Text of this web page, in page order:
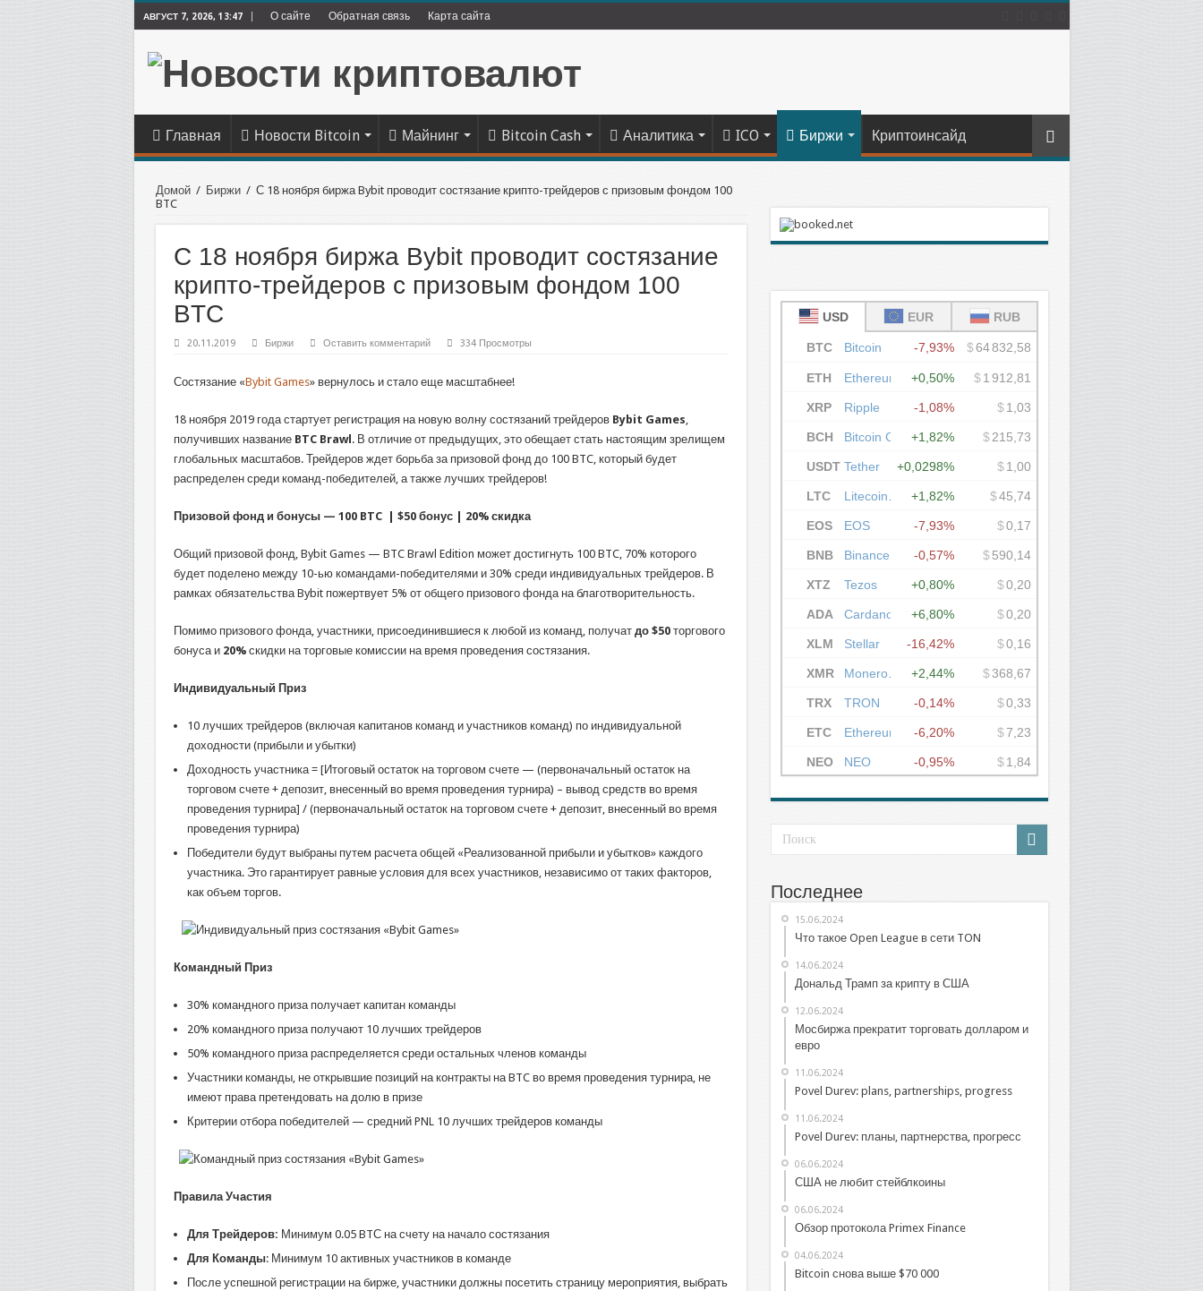
АВГУСТ 7, 2026, 13:47 О сайте Обратная связь Карта сайта
Главная Новости Bitcoin Майнинг Bitcoin Cash Аналитика ICO Биржи Криптоинсайд
Домой / Биржи / С 18 ноября биржа Bybit проводит состязание крипто-трейдеров с призовым фондом 100
BTC
С 18 ноября биржа Bybit проводит состязание
крипто-трейдеров с призовым фондом 100
BTC
20.11.2019 Биржи Оставить комментарий 334 Просмотры
Состязание «Bybit Games» вернулось и стало еще масштабнее!
18 ноября 2019 года стартует регистрация на новую волну состязаний трейдеров Bybit Games,
получивших название BTC Brawl . В отличие от предыдущих, это обещает стать настоящим зрелищем
глобальных масштабов. Трейдеров ждет борьба за призовой фонд до 100 BTC, который будет
распределен среди команд-победителей, а также лучших трейдеров!
Призовой фонд и бонусы — 100 BTC | $50 бонус | 20% скидка
Общий призовой фонд, Bybit Games — BTC Brawl Edition может достигнуть 100 BTC, 70% которого
будет поделено между 10-ью командами-победителями и 30% среди индивидуальных трейдеров. В
рамках обязательства Bybit пожертвует 5% от общего призового фонда на благотворительность.
Помимо призового фонда, участники, присоединившиеся к любой из команд, получат до $50 торгового
бонуса и 20% скидки на торговые комиссии на время проведения состязания.
Индивидуальный Приз
10 лучших трейдеров (включая капитанов команд и участников команд) по индивидуальной
доходности (прибыли и убытки)
Доходность участника = [Итоговый остаток на торговом счете — (первоначальный остаток на
торговом счете + депозит, внесенный во время проведения турнира) – вывод средств во время
проведения турнира] / (первоначальный остаток на торговом счете + депозит, внесенный во время
проведения турнира)
Победители будут выбраны путем расчета общей «Реализованной прибыли и убытков» каждого
участника. Это гарантирует равные условия для всех участников, независимо от таких факторов,
как объем торгов.
Командный Приз
30% командного приза получает капитан команды
20% командного приза получают 10 лучших трейдеров
50% командного приза распределяется среди остальных членов команды
Участники команды, не открывшие позиций на контракты на BTC во время проведения турнира, не
имеют права претендовать на долю в призе
Критерии отбора победителей — средний PNL 10 лучших трейдеров команды
Правила Участия
Для Трейдеров: Минимум 0.05 BTС на счету на начало состязания
Для Команды: Минимум 10 активных участников в команде
После успешной регистрации на бирже, участники должны посетить страницу мероприятия, выбрать
Последнее
15.06.2024
Что такое Open League в сети TON
14.06.2024
Дональд Трамп за крипту в США
12.06.2024
Мосбиржа прекратит торговать долларом и
евро
11.06.2024
Povel Durev: plans, partnerships, progress
11.06.2024
Povel Durev: планы, партнерства, прогресс
06.06.2024
США не любит стейблкоины
06.06.2024
Обзор протокола Primex Finance
04.06.2024
Bitcoin снова выше $70 000